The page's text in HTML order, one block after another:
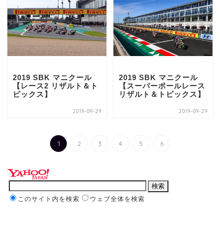
2019 SBK マニクール
【レース2 リザルト＆ト
ピックス】
2019-09-29
2019 SBK マニクール
【スーパーポールレース
リザルト＆トピックス】
2019-09-29
1 2 3 4 5 6
このサイト内を検索 ウェブ全体を検索